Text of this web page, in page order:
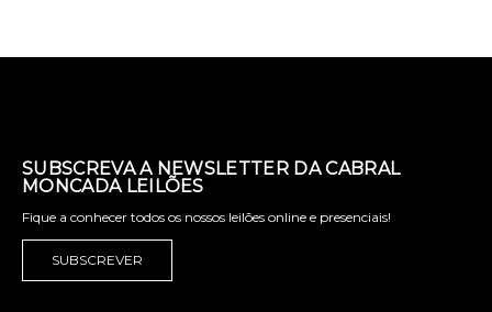
SUBSCREVA A NEWSLETTER DA CABRAL
MONCADA LEILÕES
Fique a conhecer todos os nossos leilões online e presenciais!
SUBSCREVER